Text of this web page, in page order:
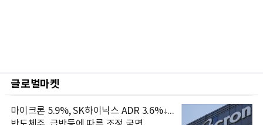
글로벌마켓
마이크론 5.9%, SK하이닉스 ADR 3.6%↓...